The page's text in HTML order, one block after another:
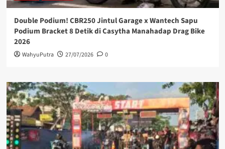
Double Podium! CBR250 Jintul Garage x Wantech Sapu
Podium Bracket 8 Detik di Casytha Manahadap Drag Bike
2026
WahyuPutra 27/07/2026 0